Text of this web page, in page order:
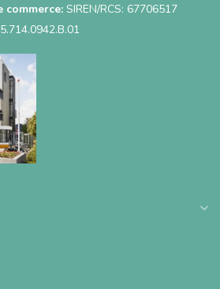
commerce: SIREN/RCS: 67706517